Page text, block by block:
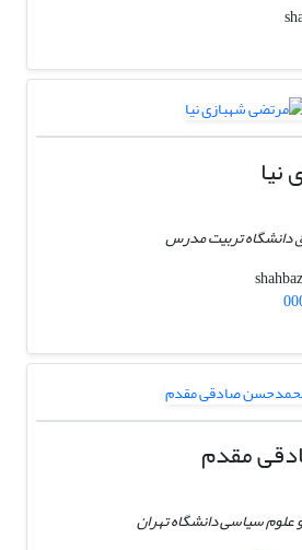
دانشگاه تربیت مدرس
مقدم
سیاسی دانشگاه تهران